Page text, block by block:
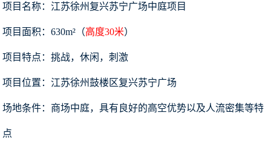
项目名称：江苏徐州复兴苏宁广场中庭项目
项目面积：630m²（高度30米）
项目特点：挑战，休闲，刺激
项目位置：江苏徐州鼓楼区复兴苏宁广场
场地条件：商场中庭，具有良好的高空优势以及人流密集等特
点